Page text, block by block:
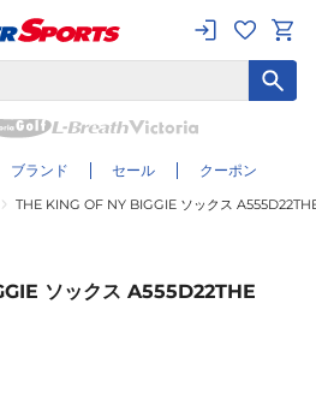
ブランド セール クーポン
THE KING OF NY BIGGIE ソックス
ソックス A555D22THE